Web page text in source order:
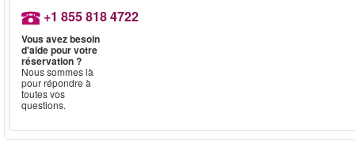
+1 855 818 4722
Vous avez besoin
d'aide pour votre
réservation ?
Nous sommes là
pour répondre à
toutes vos
questions.